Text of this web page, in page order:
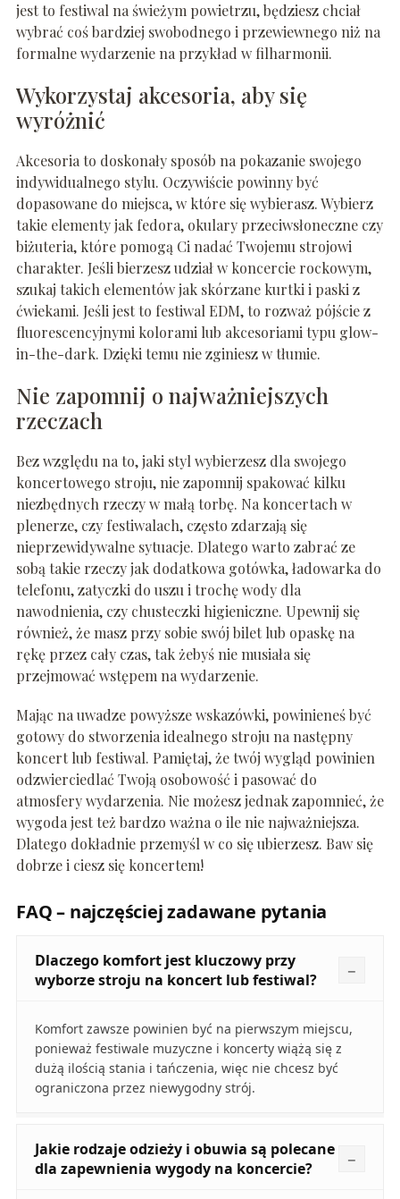
jest to festiwal na świeżym powietrzu, będziesz chciał
wybrać coś bardziej swobodnego i przewiewnego niż na
formalne wydarzenie na przykład w filharmonii.
Wykorzystaj akcesoria, aby się
wyróżnić
Akcesoria to doskonały sposób na pokazanie swojego
indywidualnego stylu. Oczywiście powinny być
dopasowane do miejsca, w które się wybierasz. Wybierz
takie elementy jak fedora, okulary przeciwsłoneczne czy
biżuteria, które pomogą Ci nadać Twojemu strojowi
charakter. Jeśli bierzesz udział w koncercie rockowym,
szukaj takich elementów jak skórzane kurtki i paski z
ćwiekami. Jeśli jest to festiwal EDM, to rozważ pójście z
fluorescencyjnymi kolorami lub akcesoriami typu glow-
in-the-dark. Dzięki temu nie zginiesz w tłumie.
Nie zapomnij o najważniejszych
rzeczach
Bez względu na to, jaki styl wybierzesz dla swojego
koncertowego stroju, nie zapomnij spakować kilku
niezbędnych rzeczy w małą torbę. Na koncertach w
plenerze, czy festiwalach, często zdarzają się
nieprzewidywalne sytuacje. Dlatego warto zabrać ze
sobą takie rzeczy jak dodatkowa gotówka, ładowarka do
telefonu, zatyczki do uszu i trochę wody dla
nawodnienia, czy chusteczki higieniczne. Upewnij się
również, że masz przy sobie swój bilet lub opaskę na
rękę przez cały czas, tak żebyś nie musiała się
przejmować wstępem na wydarzenie.
Mając na uwadze powyższe wskazówki, powinieneś być
gotowy do stworzenia idealnego stroju na następny
koncert lub festiwal. Pamiętaj, że twój wygląd powinien
odzwierciedlać Twoją osobowość i pasować do
atmosfery wydarzenia. Nie możesz jednak zapomnieć, że
wygoda jest też bardzo ważna o ile nie najważniejsza.
Dlatego dokładnie przemyśl w co się ubierzesz. Baw się
dobrze i ciesz się koncertem!
FAQ – najczęściej zadawane pytania
Dlaczego komfort jest kluczowy przy
wyborze stroju na koncert lub festiwal?
Komfort zawsze powinien być na pierwszym miejscu,
ponieważ festiwale muzyczne i koncerty wiążą się z
dużą ilością stania i tańczenia, więc nie chcesz być
ograniczona przez niewygodny strój.
Jakie rodzaje odzieży i obuwia są polecane
dla zapewnienia wygody na koncercie?